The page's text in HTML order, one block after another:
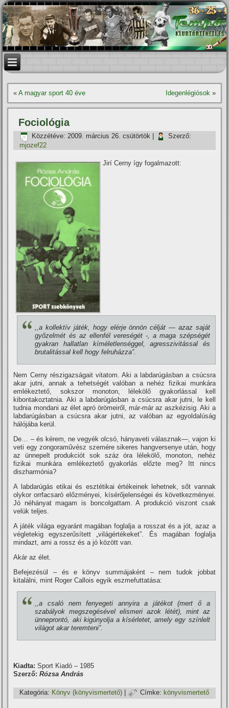
«A magyar sport 40 éve Idegenlégiósok»
Fociológia
Közzétéve: 2009. március 26. csütörtök
Szerző:
mjozef22
Jirí­ Cerny í­gy fogalmazott:
,,a kollektí­v játék, hogy elérje önnön célját — azaz saját
győzelmét és az ellenfél vereségét -, a maga szépségét
gyakran hallatlan kí­méletlenséggel, agresszivitással és
brutalitással kell hogy felruházza”.
Nem Cerny részigazságait vitatom. Aki a labdarúgásban a csúcsra
akar jutni, annak a tehetségét valóban a nehéz fizikai munkára
emlékeztető, sokszor monoton, lélekölő gyakorlással kell
kibontakoztatnia. Aki a labdarúgásban a csúcsra akar jutni, le kell
tudnia mondani az élet apró örömeiről, már-már az aszkézisig. Aki a
labdarúgásban a csúcsra akar jutni, az valóban az egyoldalúság
hálójába kerül.
De… – és kérem, ne vegyék olcsó, hányaveti válasznak—, vajon ki
veti egy zongoraművész szemére sikeres hangversenye után, hogy
az ünnepelt produkciót sok száz óra lélekölő, monoton, nehéz
fizikai munkára emlékeztető gyakorlás előzte meg? Itt nincs
diszharmónia?
A labdarúgás etikai és esztétikai értékeinek lehetnek, sőt vannak
olykor orrfacsaró előzményei, kí­sérőjelenségei és következményei.
Jó néhányat magam is boncolgattam. A produkció viszont csak
velük teljes.
A játék világa egyaránt magában foglalja a rosszat és a jót, azaz a
végletekig egyszerűsí­tett „világértékeket”. És magában foglalja
mindazt, ami a rossz és a jó között van.
Akár az élet.
Befejezésül – és e könyv summájaként – nem tudok jobbat
kitalálni, mint Roger Callois egyik eszmefuttatása:
,,a csaló nem fenyegeti annyira a játékot (mert ő a
szabályok megszegésével elismeri azok létét), mint az
ünneprontó, aki kigúnyolja a kí­sérletet, amely egy szí­nlelt
világot akar teremteni”.
Kiadta: Sport Kiadó – 1985
Szerző:Rózsa András
Kategória: Könyv (könyvismertető) | Címke: könyvismertető